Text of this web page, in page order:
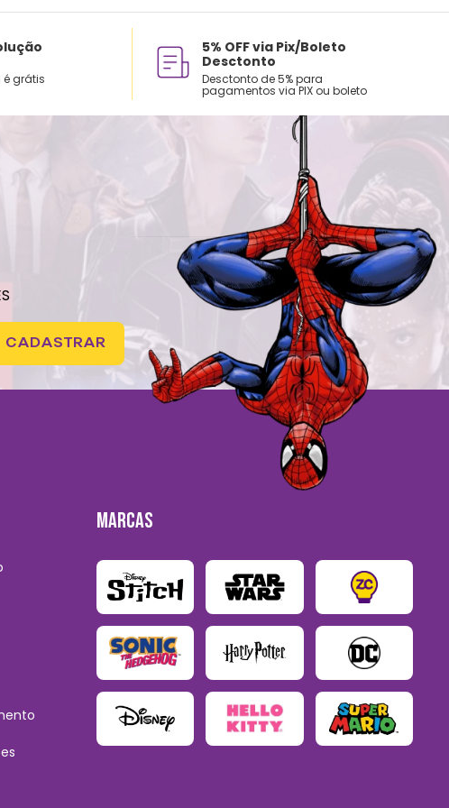
é grátis
5% OFF via Pix/Boleto
Desctonto
Desctonto de 5% para
pagamentos via PIX ou boleto
CADASTRAR
MARCAS